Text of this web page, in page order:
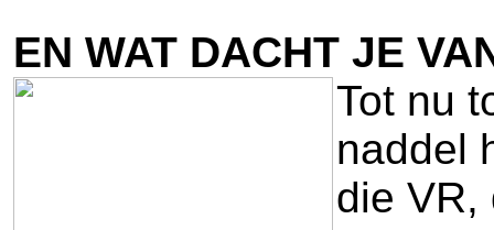
EN WAT DACHT JE
Tot nu
naddel
die VR,